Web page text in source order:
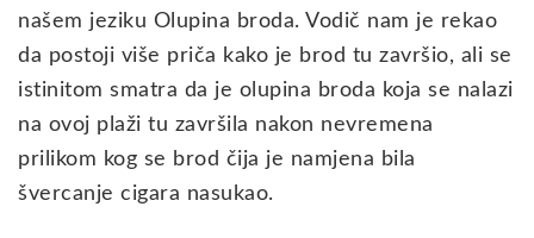
našem jeziku Olupina broda. Vodič nam je rekao
da postoji više priča kako je brod tu završio, ali se
istinitom smatra da je olupina broda koja se nalazi
na ovoj plaži tu završila nakon nevremena
prilikom kog se brod čija je namjena bila
švercanje cigara nasukao.